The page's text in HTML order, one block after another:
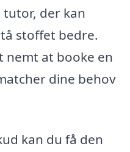
der kan
stoffet bedre.
nemt at booke en
dine behov
kan du få den